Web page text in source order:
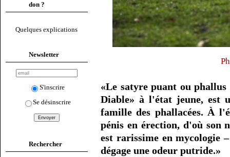
don ?
Quelques explications
Newsletter
S'inscrire
Se désinscrire
Rechercher
«Le satyre puant ou
Diable» à l'état jeune, est
famille des phallacées. À
pénis en érection, d'où son
est rarissime en mycologie
dégage une odeur putride.»